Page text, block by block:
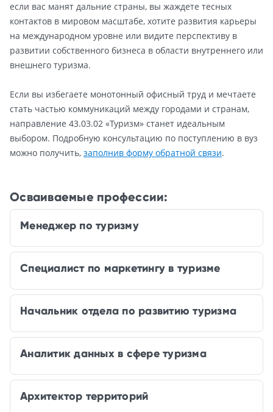
если вас манят дальние страны, вы жаждете тесных
контактов в мировом масштабе, хотите развития карьеры
на международном уровне или видите перспективу в
развитии собственного бизнеса в области внутреннего или
внешнего туризма.
Если вы избегаете монотонный офисный труд и мечтаете
стать частью коммуникаций между городами и странам,
направление 43.03.02 «Туризм» станет идеальным
выбором. Подробную консультацию по поступлению в вуз
можно получить, заполнив форму обратной связи.
Осваиваемые профессии:
Менеджер по туризму
Специалист по маркетингу в туризме
Начальник отдела по развитию туризма
Аналитик данных в сфере туризма
Архитектор территорий